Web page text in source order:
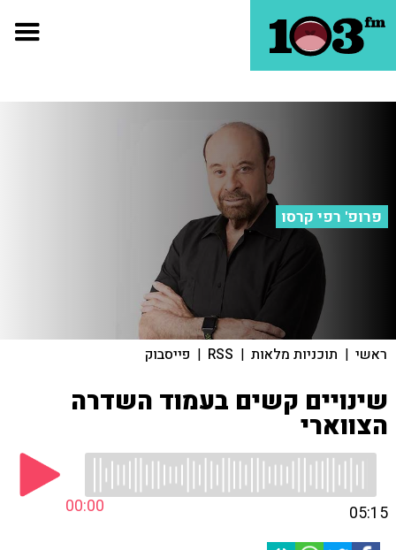
פרופ' רפי קרסו
ראשי | תוכניות מלאות |
RSS
| פייסבוק
שינויים קשים בעמוד השדרה
הצווארי
00:00 05:15